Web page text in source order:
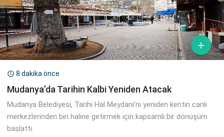

 8 dakika önce
Mudanya’da Tarihin Kalbi Yeniden Atacak
Mudanya Belediyesi, Tarihi Hal Meydanı’nı yeniden kentin canlı
merkezlerinden biri haline getirmek için kapsamlı bir dönüşüm
başlattı.